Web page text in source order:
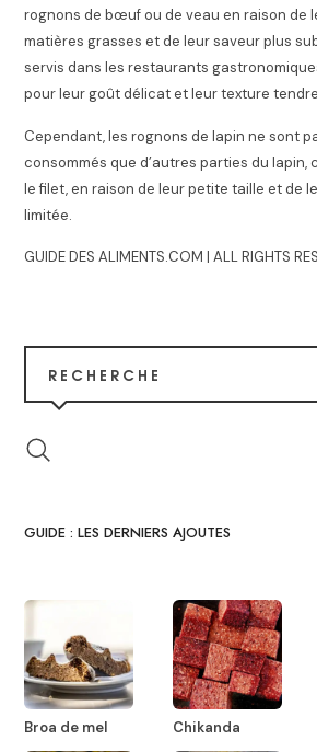
rognons de bœuf ou de veau en raison de
matières grasses et de leur saveur plus
servis dans les restaurants
pour leur goût délicat et leur texture
Cependant, les rognons de lapin ne sont
consommés que d’autres parties du lapin,
le filet, en raison de leur petite taille et de
limitée.
GUIDE DES ALIMENTS.COM | ALL RIGHTS
RECHERCHE
GUIDE : LES DERNIERS AJOUTES
Broa de mel Chikanda